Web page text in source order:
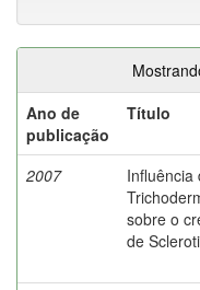
Ano de
publicação
Título
2007
Influência
sobre o
de